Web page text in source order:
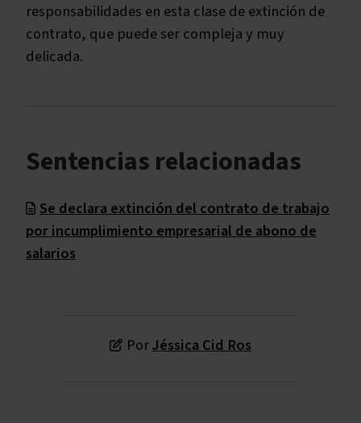
responsabilidades en esta clase de extinción de
contrato, que puede ser compleja y muy
delicada.
Sentencias relacionadas
Se declara extinción del contrato de trabajo
por incumplimiento empresarial de abono de
salarios
PorJéssica Cid Ros